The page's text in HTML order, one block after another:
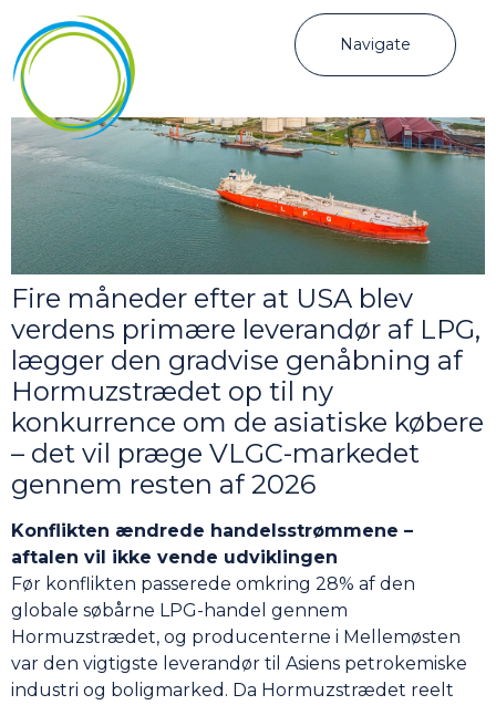
Navigate
Fire måneder efter at USA blev
verdens primære leverandør af LPG,
lægger den gradvise genåbning af
Hormuzstrædet op til ny
konkurrence om de asiatiske købere
– det vil præge VLGC-markedet
gennem resten af 2026
Konflikten ændrede handelsstrømmene –
aftalen vil ikke vende udviklingen
Før konflikten passerede omkring 28% af den
globale søbårne LPG-handel gennem
Hormuzstrædet, og producenterne i Mellemøsten
var den vigtigste leverandør til Asiens petrokemiske
industri og boligmarked. Da Hormuzstrædet reelt